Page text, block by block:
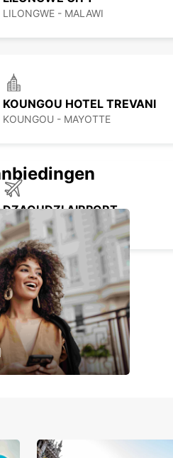
middellange en lange termijn huren
LILONGWE - MALAWI
KOUNGOU HOTEL TREVANI
KOUNGOU - MAYOTTE
DZAOUDZI AIRPORT
PAMANDZI - MAYOTTE